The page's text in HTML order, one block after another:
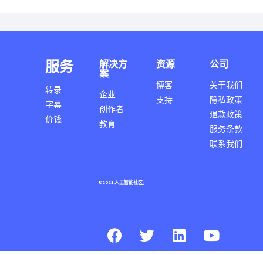
服务
转录
字幕
价钱
解决方
案
企业
创作者
教育
资源
博客
支持
公司
关于我们
隐私政策
退款政策
服务条款
联系我们
©2021 人工智能社区。